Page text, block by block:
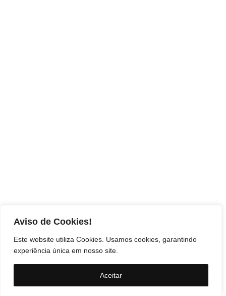
Aviso de Cookies!
Este website utiliza Cookies. Usamos cookies, garantindo
experiência única em nosso site.
Aceitar